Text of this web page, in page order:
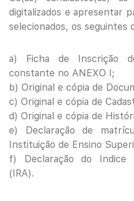
digitalizados e apresentar
selecionados, os seguintes
a) Ficha de Inscrição
constante no ANEXO I;
b) Original e cópia de
c) Original e cópia de
d) Original e cópia de
e) Declaração de
Instituição de Ensino
f) Declaração do Indice
(IRA).